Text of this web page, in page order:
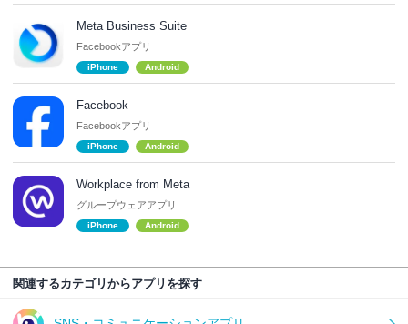
Meta Business Suite
Facebookアプリ
iPhone Android
Facebook
Facebookアプリ
iPhone Android
Workplace from Meta
グループウェアアプリ
iPhone Android
関連するカテゴリからアプリを探す